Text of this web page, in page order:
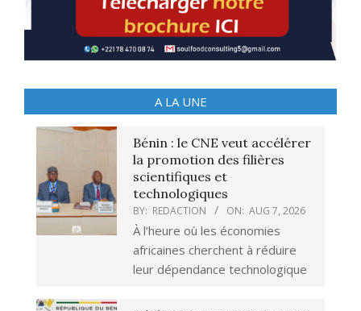
A LA UNE
Bénin : le CNE veut accélérer
la promotion des filières
scientifiques et
technologiques
BY: REDACTION ON: AUG 7, 2026
À l’heure où les économies
africaines cherchent à réduire
leur dépendance technologique